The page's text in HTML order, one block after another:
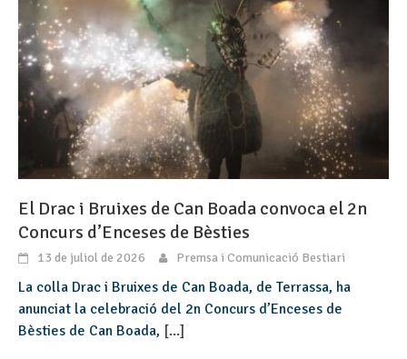
El Drac i Bruixes de Can Boada convoca el 2n
Concurs d’Enceses de Bèsties
13 de juliol de 2026 Premsa i Comunicació Bestiari
La colla Drac i Bruixes de Can Boada, de Terrassa, ha
anunciat la celebració del 2n Concurs d’Enceses de
Bèsties de Can Boada, [...]